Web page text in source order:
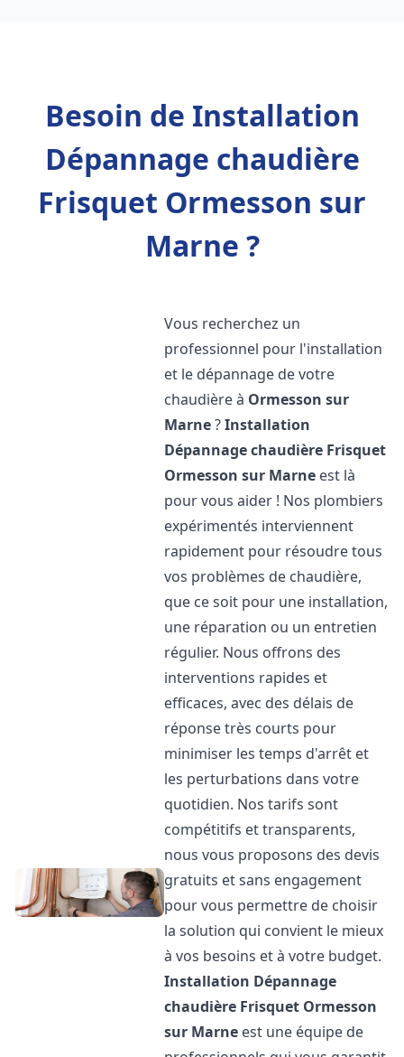
Besoin de Installation
Dépannage chaudière
Frisquet Ormesson sur
Marne ?
Vous recherchez un
professionnel pour l'installation
et le dépannage de votre
chaudière à Ormesson sur
Marne?Installation
Dépannage chaudière Frisquet
Ormesson sur Marne est là
pour vous aider ! Nos plombiers
expérimentés interviennent
rapidement pour résoudre tous
vos problèmes de chaudière,
que ce soit pour une installation,
une réparation ou un entretien
régulier. Nous offrons des
interventions rapides et
efficaces, avec des délais de
réponse très courts pour
minimiser les temps d'arrêt et
les perturbations dans votre
quotidien. Nos tarifs sont
compétitifs et transparents,
nous vous proposons des devis
gratuits et sans engagement
pour vous permettre de choisir
la solution qui convient le mieux
à vos besoins et à votre budget.
Installation Dépannage
chaudière Frisquet Ormesson
sur Marne est une équipe de